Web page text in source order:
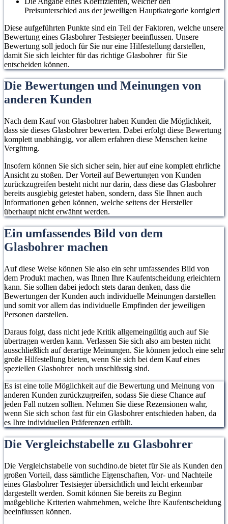
Preisunterschied aus der jeweiligen Hauptkategorie korrigiert
Diese aufgeführten Punkte sind ein Teil der Faktoren, welche unsere
Bewertung eines Glasbohrer Testsieger beeinflussen. Unsere
Bewertung soll jedoch für Sie nur eine Hilfestellung darstellen,
damit Sie sich leichter für das richtige Glasbohrer für Sie
entscheiden können.
Die Bewertungen und Meinungen von
anderen Kunden
Nach dem Kauf von Glasbohrer haben Kunden die Möglichkeit,
dass sie dieses Glasbohrer bewerten. Dabei erfolgt diese Bewertung
komplett unabhängig, vor allem erfahren diese Menschen keine
Vergütung.
Insofern können Sie sich sicher sein, hier auf eine komplett ehrliche
Ansicht zu stoßen. Der Vorteil auf Bewertungen von Kunden
zurückzugreifen besteht nicht nur darin, dass diese das Glasbohrer
bereits ausgiebig getestet haben, sondern, dass Sie Ihnen auch
Informationen geben können, welche seitens der Hersteller
überhaupt nicht erwähnt werden.
Ein umfassendes Bild von dem
Glasbohrer machen
Auf diese Weise können Sie also ein sehr umfassendes Bild von
dem Produkt machen, was Ihnen Ihre Kaufentscheidung erleichtern
kann. Sie sollten dabei jedoch stets daran denken, dass die
Bewertungen der Kunden auch individuelle Meinungen darstellen
und somit vor allem das individuelle Empfinden der jeweiligen
Personen darstellen.
Daraus folgt, dass nicht jede Kritik allgemeingültig auch auf Sie
übertragen werden kann. Verlassen Sie sich also am besten nicht
ausschließlich auf derartige Meinungen. Sie können jedoch eine sehr
große Hilfestellung bieten, wenn Sie sich bei dem Kauf eines
speziellen Glasbohrer noch unschlüssig sind.
Es ist eine tolle Möglichkeit auf die Bewertung und Meinung von
anderen Kunden zurückzugreifen, sodass Sie diese Chance auf
jeden Fall nutzen sollten. Nehmen Sie diese Rezensionen wahr,
wenn Sie sich schon fast für ein Glasbohrer entschieden haben, da
es Ihre individuellen Präferenzen erfüllt.
Die Vergleichstabelle zu Glasbohrer
Die Vergleichstabelle von suchdino.de bietet für Sie als Kunden den
großen Vorteil, dass sämtliche Eigenschaften, Vor- und Nachteile
eines Glasbohrer Testsieger übersichtlich und leicht erkennbar
dargestellt werden. Somit können Sie bereits zu Beginn
maßgebliche Kriterien wahrnehmen, welche Ihre Kaufentscheidung
beeinflussen können.